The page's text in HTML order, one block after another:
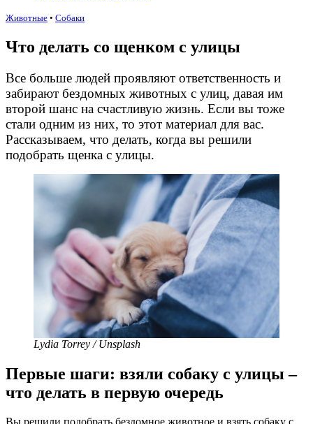
Животные • Собаки
Что делать со щенком с улицы
Все больше людей проявляют ответственность и
забирают бездомных животных с улиц, давая им
второй шанс на счастливую жизнь. Если вы тоже
стали одним из них, то этот материал для вас.
Рассказываем, что делать, когда вы решили
подобрать щенка с улицы.
Lydia Torrey / Unsplash
Первые шаги: взяли собаку с улицы –
что делать в первую очередь